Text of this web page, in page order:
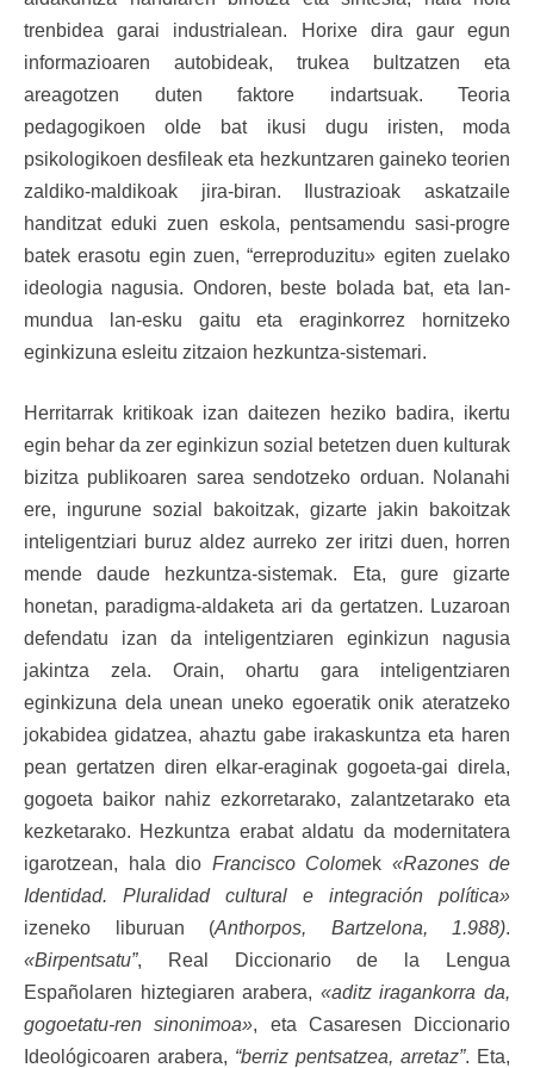
trenbidea garai industrialean. Horixe dira gaur egun
informazioaren autobideak, trukea bultzatzen eta
areagotzen duten faktore indartsuak. Teoria
pedagogikoen olde bat ikusi dugu iristen, moda
psikologikoen desfileak eta hezkuntzaren gaineko teorien
zaldiko-maldikoak jira-biran. Ilustrazioak askatzaile
handitzat eduki zuen eskola, pentsamendu sasi-progre
batek erasotu egin zuen, “erreproduzitu» egiten zuelako
ideologia nagusia. Ondoren, beste bolada bat, eta lan-
mundua lan-esku gaitu eta eraginkorrez hornitzeko
eginkizuna esleitu zitzaion hezkuntza-sistemari.
Herritarrak kritikoak izan daitezen heziko badira, ikertu
egin behar da zer eginkizun sozial betetzen duen kulturak
bizitza publikoaren sarea sendotzeko orduan. Nolanahi
ere, ingurune sozial bakoitzak, gizarte jakin bakoitzak
inteligentziari buruz aldez aurreko zer iritzi duen, horren
mende daude hezkuntza-sistemak. Eta, gure gizarte
honetan, paradigma-aldaketa ari da gertatzen. Luzaroan
defendatu izan da inteligentziaren eginkizun nagusia
jakintza zela. Orain, ohartu gara inteligentziaren
eginkizuna dela unean uneko egoeratik onik ateratzeko
jokabidea gidatzea, ahaztu gabe irakaskuntza eta haren
pean gertatzen diren elkar-eraginak gogoeta-gai direla,
gogoeta baikor nahiz ezkorretarako, zalantzetarako eta
kezketarako. Hezkuntza erabat aldatu da modernitatera
igarotzean, hala dio Francisco Colomek «Razones de
Identidad. Pluralidad cultural e integración política»
izeneko liburuan (Anthorpos, Bartzelona, 1.988).
«Birpentsatu”, Real Diccionario de la Lengua
Españolaren hiztegiaren arabera, «aditz iragankorra da,
gogoetatu-ren sinonimoa», eta Casaresen Diccionario
Ideológicoaren arabera, “berriz pentsatzea, arretaz”. Eta,